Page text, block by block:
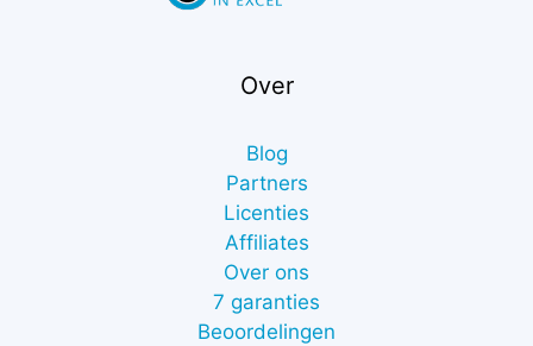
Over
Blog
Partners
Licenties
Affiliates
Over ons
7 garanties
Beoordelingen